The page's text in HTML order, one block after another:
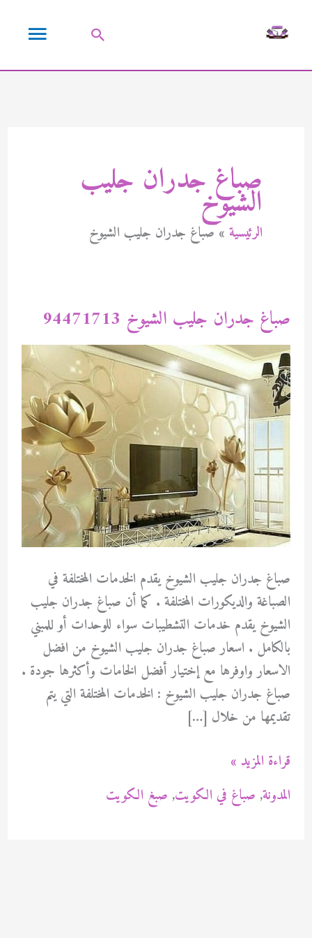
القائمة
البحث
صباغ جدران جليب
الشيوخ
الرئيسية صباغ جدران جليب الشيوخ
صباغ جدران جليب الشيوخ 94471713
صباغ جدران جليب الشيوخ يقدم الخدمات المختلفة في
الصباغة والديكورات المختلفة . كما أن صباغ جدران جليب
الشيوخ يقدم خدمات التشطيبات سواء للوحدات أو للمبني
بالكامل . اسعار صباغ جدران جليب الشيوخ من افضل
الاسعار واوفرها مع إختيار أفضل الخامات وأكثرها جودة .
صباغ جدران جليب الشيوخ : الخدمات المختلفة التي يتم
تقديمها من خلال […]
صباغ
جدران
جليب
قراءة المزيد »
المدونة, صباغ في الكويت, صبغ الكويت